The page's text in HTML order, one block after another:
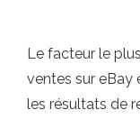
Le facteur le
ventes sur eBay
les résultats de